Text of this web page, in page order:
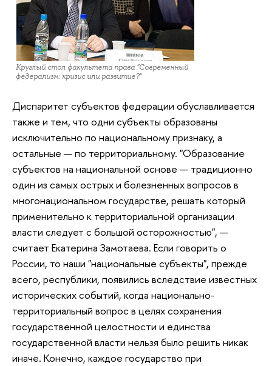
Круглый стол факультета права "Современный
федерализм: кризис или развитие?"
Диспаритет субъектов федерации обуславливается
также и тем, что одни субъекты образованы
исключительно по национальному признаку, а
остальные — по территориальному. "Образование
субъектов на национальной основе — традиционно
один из самых острых и болезненных вопросов в
многонациональном государстве, решать который
применительно к территориальной организации
власти следует с большой осторожностью", —
считает Екатерина Замотаева. Если говорить о
России, то наши "национальные субъекты", прежде
всего, республики, появились вследствие известных
исторических событий, когда национально-
территориальный вопрос в целях сохранения
государственной целостности и единства
государственной власти нельзя было решить никак
иначе. Конечно, каждое государство при